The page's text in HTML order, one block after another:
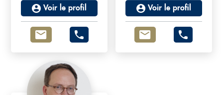
Voir le profil Voir le profil